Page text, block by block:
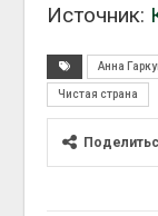
Источник:
Анна
Чистая страна